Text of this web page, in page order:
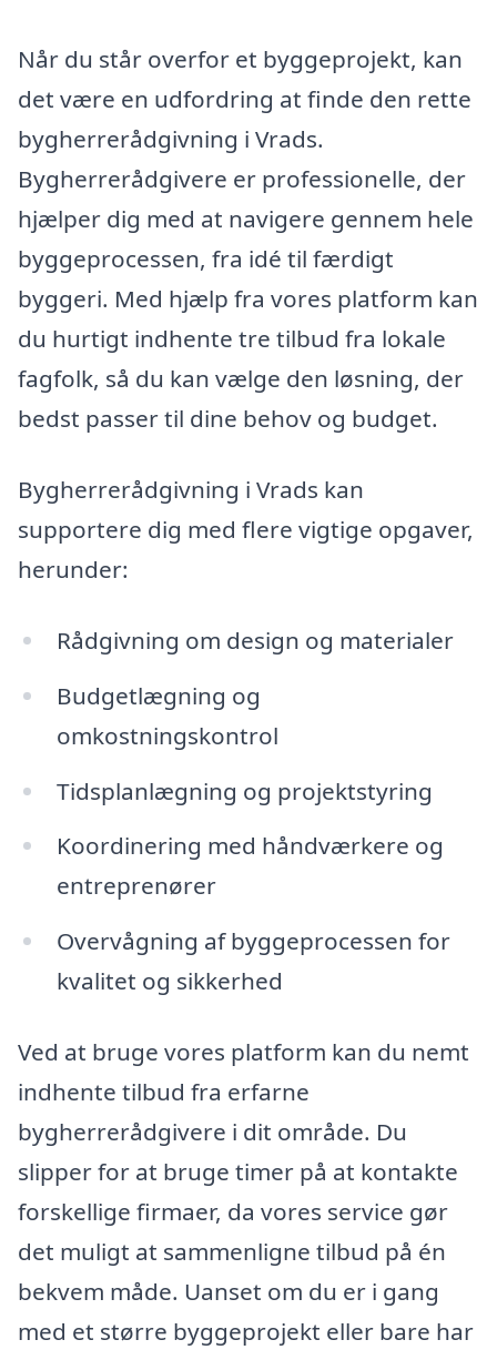
Når du står overfor et byggeprojekt, kan
det være en udfordring at finde den rette
bygherrerådgivning i Vrads.
Bygherrerådgivere er professionelle, der
hjælper dig med at navigere gennem hele
byggeprocessen, fra idé til færdigt
byggeri. Med hjælp fra vores platform kan
du hurtigt indhente tre tilbud fra lokale
fagfolk, så du kan vælge den løsning, der
bedst passer til dine behov og budget.
Bygherrerådgivning i Vrads kan
supportere dig med flere vigtige opgaver,
herunder:
Rådgivning om design og materialer
Budgetlægning og
omkostningskontrol
Tidsplanlægning og projektstyring
Koordinering med håndværkere og
entreprenører
Overvågning af byggeprocessen for
kvalitet og sikkerhed
Ved at bruge vores platform kan du nemt
indhente tilbud fra erfarne
bygherrerådgivere i dit område. Du
slipper for at bruge timer på at kontakte
forskellige firmaer, da vores service gør
det muligt at sammenligne tilbud på én
bekvem måde. Uanset om du er i gang
med et større byggeprojekt eller bare har